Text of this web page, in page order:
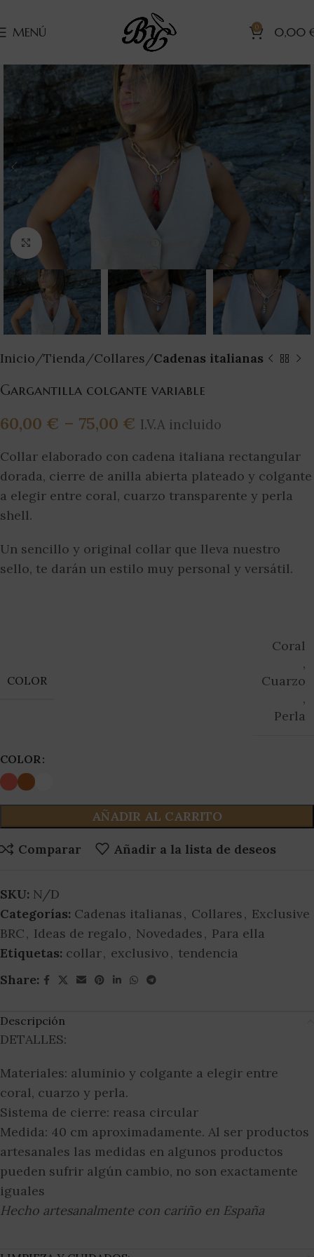
MENÚ 0 0,00
Clic para ampliar
Inicio Tienda Collares Cadenas italianas
Gargantilla colgante variable
60,00 € – 75,00 € I.V.A incluido
Collar elaborado con cadena italiana rectangular
dorada, cierre de anilla abierta plateado y colgante
a elegir entre coral, cuarzo transparente y perla
shell.
Un sencillo y original collar que lleva nuestro
sello, te darán un estilo muy personal y versátil.
COLOR
Coral
,
Cuarzo
,
Perla
COLOR
AÑADIR AL CARRITO
Comparar Añadir a la lista de deseos
SKU: N/D
Categorías: Cadenas italianas, Collares, Exclusive
BRC, Ideas de regalo, Novedades, Para ella
Etiquetas: collar, exclusivo, tendencia
Share:
Descripción
DETALLES:
Materiales: aluminio y colgante a elegir entre
coral, cuarzo y perla.
Sistema de cierre: reasa circular
Medida: 40 cm aproximadamente. Al ser productos
artesanales las medidas en algunos productos
pueden sufrir algún cambio, no son exactamente
iguales
Hecho artesanalmente con cariño en España